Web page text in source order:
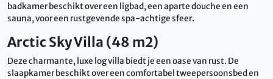
badkamer beschikt over een ligbad, een aparte douche en een
sauna, voor een rustgevende spa-achtige sfeer.
Arctic Sky Villa (48 m2)
Deze charmante, luxe log villa biedt je een oase van rust. De
slaapkamer beschikt over een comfortabel tweepersoonsbed en